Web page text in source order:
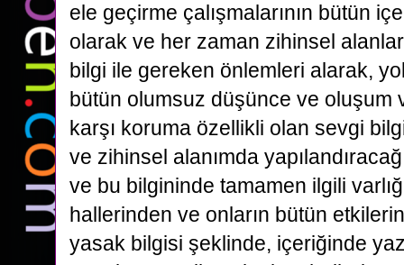
ele geçirme çalışmalarının bütün
olarak ve her zaman zihinsel
bilgi ile gereken önlemleri alarak,
bütün olumsuz düşünce ve oluşum
karşı koruma özellikli olan sevgi
ve zihinsel alanımda
ve bu bilgininde tamamen ilgili
hallerinden ve onların bütün
yasak bilgisi şeklinde, içeriğinde